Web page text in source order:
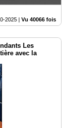
2025 Vu 40066 fois
Les
avec la